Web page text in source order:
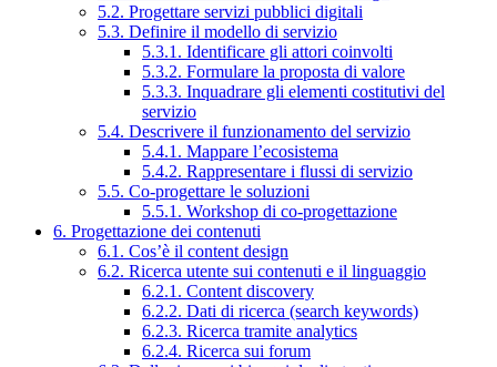
5.2. Progettare servizi pubblici digitali
5.3. Definire il modello di servizio
5.3.1. Identificare gli attori coinvolti
5.3.2. Formulare la proposta di valore
5.3.3. Inquadrare gli elementi costitutivi del
servizio
5.4. Descrivere il funzionamento del servizio
5.4.1. Mappare l’ecosistema
5.4.2. Rappresentare i flussi di servizio
5.5. Co-progettare le soluzioni
5.5.1. Workshop di co-progettazione
6. Progettazione dei contenuti
6.1. Cos’è il content design
6.2. Ricerca utente sui contenuti e il linguaggio
6.2.1. Content discovery
6.2.2. Dati di ricerca (search keywords)
6.2.3. Ricerca tramite analytics
6.2.4. Ricerca sui forum